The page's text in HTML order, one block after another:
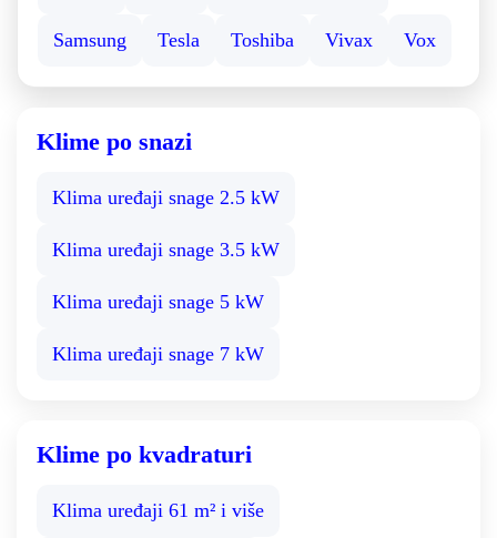
Samsung Tesla Toshiba Vivax Vox
Klime po snazi
Klima uređaji snage 2.5 kW
Klima uređaji snage 3.5 kW
Klima uređaji snage 5 kW
Klima uređaji snage 7 kW
Klime po kvadraturi
Klima uređaji 61 m² i više